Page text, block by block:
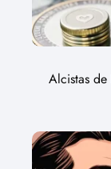
Alcistas